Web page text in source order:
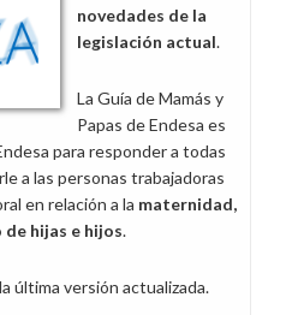
novedades de la
legislación actual.
La Guía de Mamás y
Papas de Endesa es
para responder a todas
a las personas trabajadoras
en relación a la maternidad,
hijas e hijos.
última versión actualizada.